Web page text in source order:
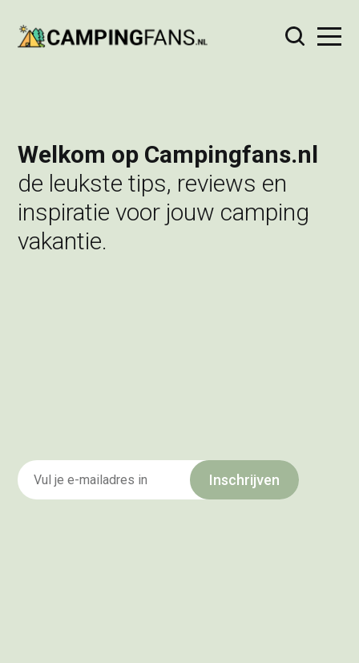
Welkom op Campingfans.nl
de leukste tips, reviews en
inspiratie voor jouw camping
vakantie.
Inschrijven